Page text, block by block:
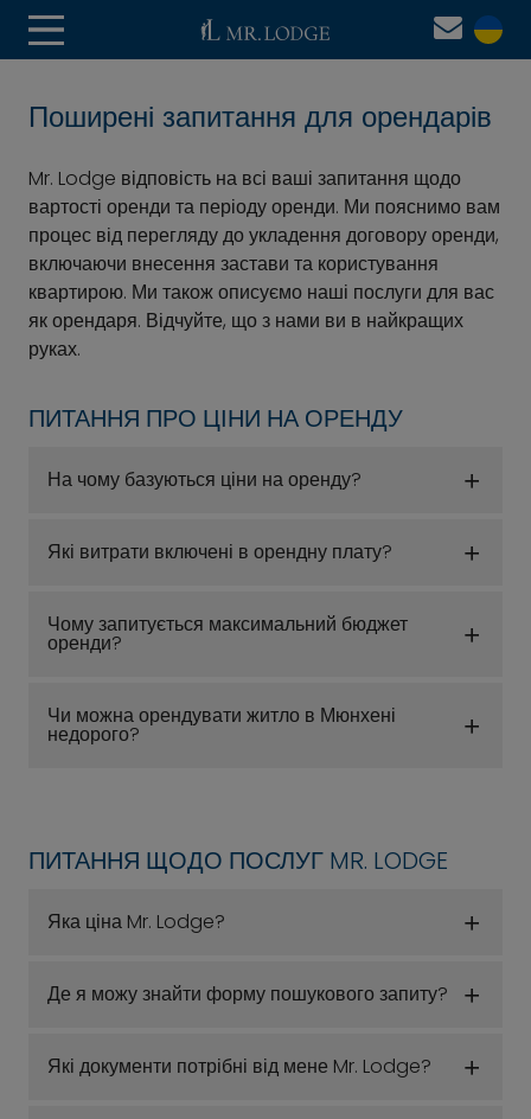
Поширені запитання для орендарів
Mr. Lodge відповість на всі ваші запитання щодо
вартості оренди та періоду оренди. Ми пояснимо вам
процес від перегляду до укладення договору оренди,
включаючи внесення застави та користування
квартирою. Ми також описуємо наші послуги для вас
як орендаря. Відчуйте, що з нами ви в найкращих
руках.
ПИТАННЯ ПРО ЦІНИ НА ОРЕНДУ
На чому базуються ціни на оренду?
Які витрати включені в орендну плату?
Чому запитується максимальний бюджет
оренди?
Чи можна орендувати житло в Мюнхені
недорого?
ПИТАННЯ ЩОДО ПОСЛУГ MR. LODGE
Яка ціна Mr. Lodge?
Де я можу знайти форму пошукового запиту?
Які документи потрібні від мене Mr. Lodge?